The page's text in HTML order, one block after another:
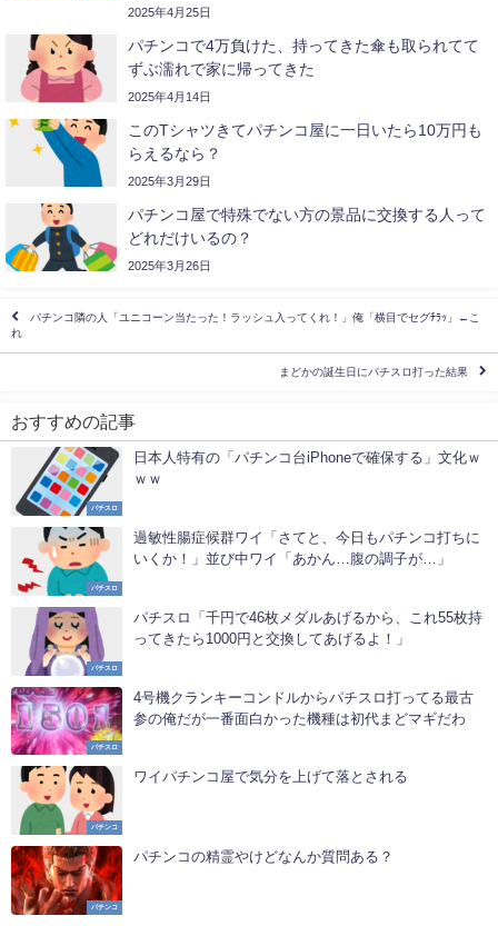
2025年4月25日
パチンコで4万負けた、持ってきた傘も取られてて
ずぶ濡れで家に帰ってきた
2025年4月14日
このTシャツきてパチンコ屋に一日いたら10万円も
らえるなら？
2025年3月29日
パチンコ屋で特殊でない方の景品に交換する人って
どれだけいるの？
2025年3月26日
パチンコ隣の人「ユニコーン当たった！ラッシュ入ってくれ！」俺「横目でセグﾁﾗｯ」←こ
れ
まどかの誕生日にパチスロ打った結果
おすすめの記事
パチスロ
日本人特有の「パチンコ台iPhoneで確保する」文化ｗ
ｗｗ
パチスロ
過敏性腸症候群ワイ「さてと、今日もパチンコ打ちに
いくか！」並び中ワイ「あかん…腹の調子が…」
パチスロ
パチスロ「千円で46枚メダルあげるから、これ55枚持
ってきたら1000円と交換してあげるよ！」
パチスロ
4号機クランキーコンドルからパチスロ打ってる最古
参の俺だが一番面白かった機種は初代まどマギだわ
パチンコ
ワイパチンコ屋で気分を上げて落とされる
パチンコ
パチンコの精霊やけどなんか質問ある？